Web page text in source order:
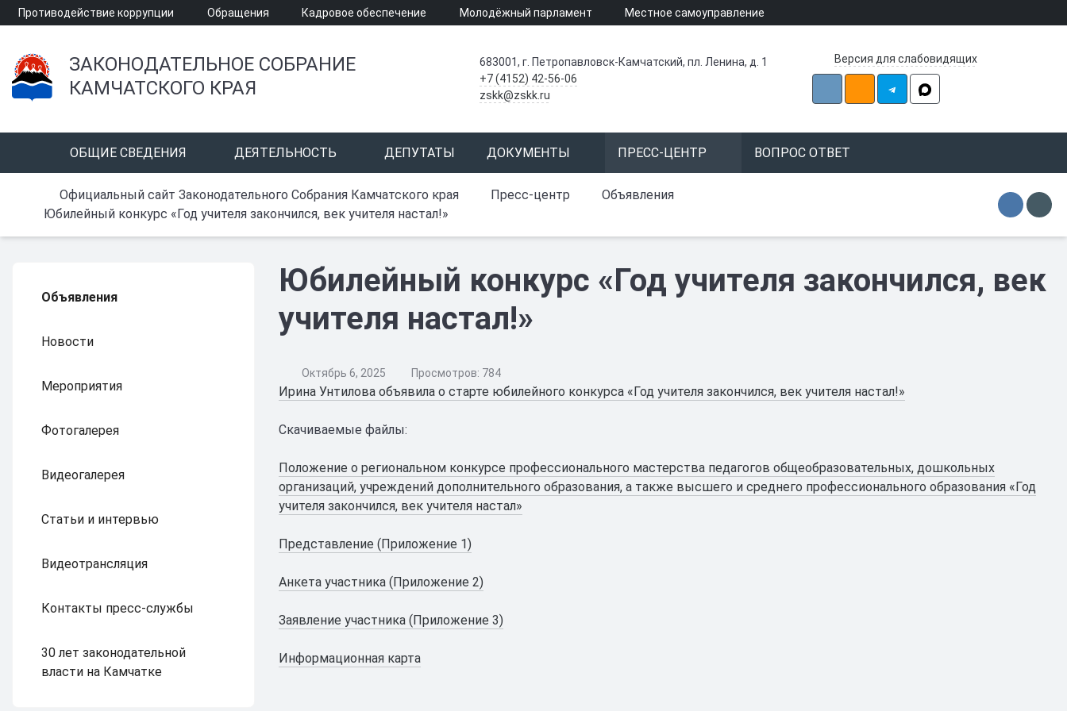
Противодействие коррупции Обращения Кадровое обеспечение Молодёжный парламент Местное самоуправление
ЗАКОНОДАТЕЛЬНОЕ СОБРАНИЕ
КАМЧАТСКОГО КРАЯ
683001, г. Петропавловск-Камчатский, пл. Ленина, д. 1
+7 (4152) 42-56-06
zskk@zskk.ru
Версия для слабовидящих
ОБЩИЕ СВЕДЕНИЯ ДЕЯТЕЛЬНОСТЬ ДЕПУТАТЫ ДОКУМЕНТЫ ПРЕСС-ЦЕНТР ВОПРОС ОТВЕТ
Официальный сайт Законодательного Собрания Камчатского края Пресс-центр
Объявления
Юбилейный конкурс «Год учителя закончился, век учителя настал!»
Объявления
Новости
Мероприятия
Фотогалерея
Видеогалерея
Статьи и интервью
Видеотрансляция
Контакты пресс-службы
30 лет законодательной
власти на Камчатке
Юбилейный конкурс «Год учителя закончился, век
учителя настал!»
Октябрь 6, 2025 Просмотров: 784
Ирина Унтилова объявила о старте юбилейного конкурса «Год учителя закончился, век учителя настал!»
Cкачиваемые файлы:
Положение о региональном конкурсе профессионального мастерства педагогов общеобразовательных, дошкольных
организаций, учреждений дополнительного образования, а также высшего и среднего профессионального образования «Год
учителя закончился, век учителя настал»
Представление (Приложение 1)
Анкета участника (Приложение 2)
Заявление участника (Приложение 3)
Информационная карта